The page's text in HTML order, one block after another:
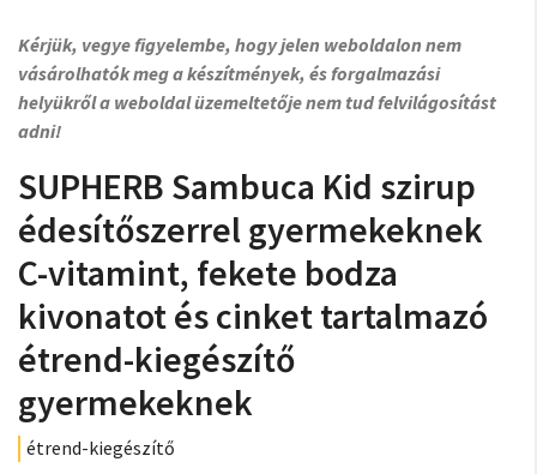
Kérjük, vegye figyelembe, hogy jelen weboldalon nem
vásárolhatók meg a készítmények, és forgalmazási
helyükről a weboldal üzemeltetője nem tud felvilágosítást
adni!
SUPHERB Sambuca Kid szirup
édesítőszerrel gyermekeknek
C-vitamint, fekete bodza
kivonatot és cinket tartalmazó
étrend-kiegészítő
gyermekeknek
étrend-kiegészítő